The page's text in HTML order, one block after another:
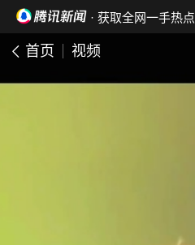
· 获取全网一手热点
首页 视频